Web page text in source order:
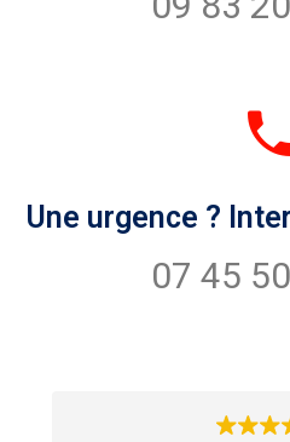
Une urgence ?
07 45